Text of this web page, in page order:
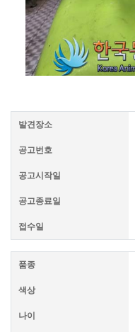
발견장소
공고번호
공고시작일
공고종료일
접수일
품종
색상
나이